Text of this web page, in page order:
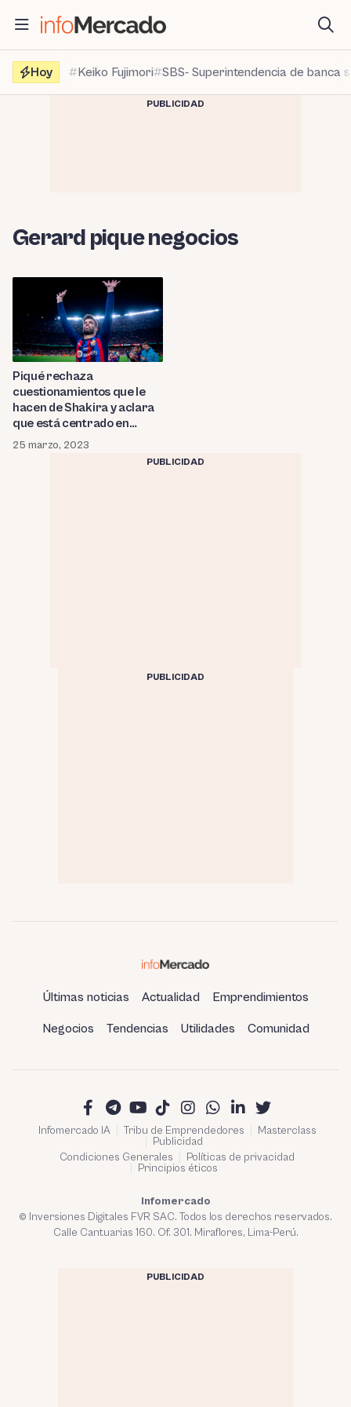
contenido
Hoy
Keiko Fujimori SBS- Superintendencia de banca
PUBLICIDAD
Gerard pique negocios
Piqué rechaza
cuestionamientos que le
hacen de Shakira y aclara
que está centrado en
trabajar por sus hijos:
¿Cuáles son las empresas y
25 marzo, 2023
PUBLICIDAD
PUBLICIDAD
Últimas noticias Actualidad Emprendimientos
Negocios Tendencias Utilidades Comunidad
Infomercado IA Tribu de Emprendedores
Masterclass
Publicidad
Condiciones Generales
Políticas de privacidad
Principios éticos
Infomercado
© Inversiones Digitales FVR SAC. Todos los derechos reservados.
Calle Cantuarias 160. Of. 301. Miraflores, Lima-Perú.
PUBLICIDAD